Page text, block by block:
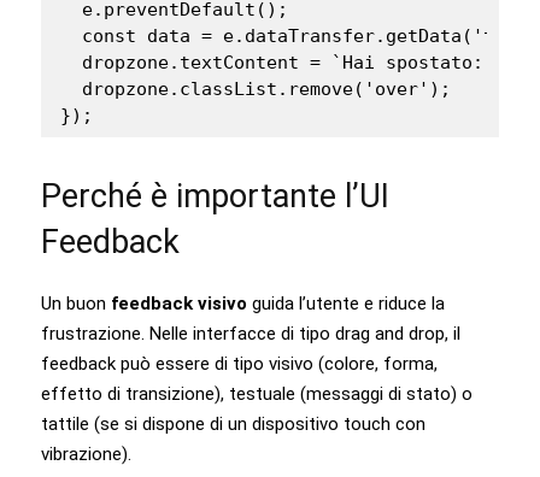
  e.preventDefault();
const data =
dropzone.textContent = `Hai spostato:
  dropzone.classList.remove('over');
});
Perché è importante l’UI
Feedback
Un buon feedback visivo guida l’utente e riduce la
frustrazione. Nelle interfacce di tipo drag and drop, il
feedback può essere di tipo visivo (colore, forma,
effetto di transizione), testuale (messaggi di stato) o
tattile (se si dispone di un dispositivo touch con
vibrazione).